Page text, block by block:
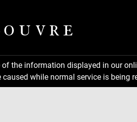
the information displayed in our
while normal service is being